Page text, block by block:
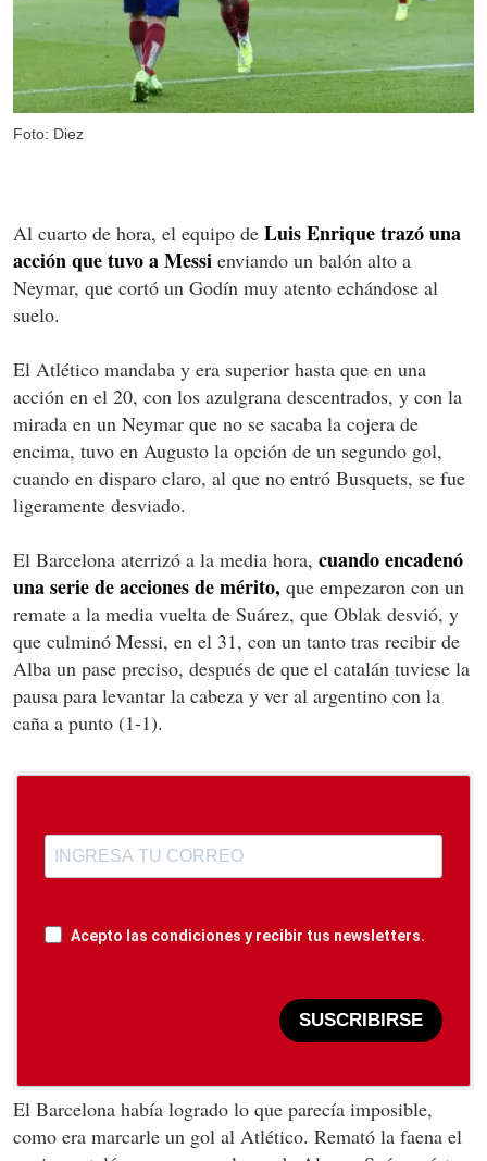
Foto: Diez
Al cuarto de hora, el equipo de Luis Enrique trazó una
acción que tuvo a Messi enviando un balón alto a
Neymar, que cortó un Godín muy atento echándose al
suelo.
El Atlético mandaba y era superior hasta que en una
acción en el 20, con los azulgrana descentrados, y con la
mirada en un Neymar que no se sacaba la cojera de
encima, tuvo en Augusto la opción de un segundo gol,
cuando en disparo claro, al que no entró Busquets, se fue
ligeramente desviado.
El Barcelona aterrizó a la media hora, cuando encadenó
una serie de acciones de mérito, que empezaron con un
remate a la media vuelta de Suárez, que Oblak desvió, y
que culminó Messi, en el 31, con un tanto tras recibir de
Alba un pase preciso, después de que el catalán tuviese la
pausa para levantar la cabeza y ver al argentino con la
caña a punto (1-1).
Acepto las condiciones y recibir tus newsletters.
SUSCRIBIRSE
El Barcelona había logrado lo que parecía imposible,
como era marcarle un gol al Atlético. Remató la faena el